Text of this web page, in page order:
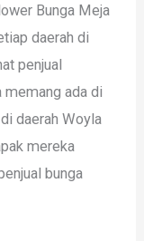
Bunga Meja
daerah di
penjual
memang ada di
daerah Woyla
mereka
bunga